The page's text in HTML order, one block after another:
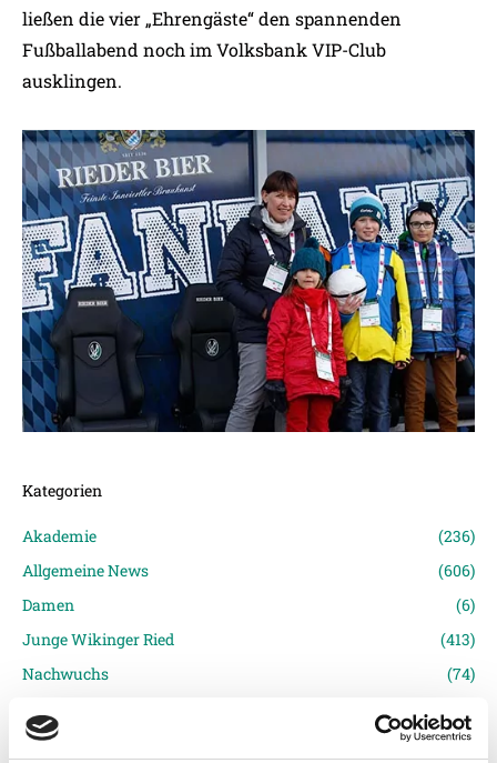
ließen die vier „Ehrengäste“ den spannenden
Fußballabend noch im Volksbank VIP-Club
ausklingen.
Kategorien
Akademie
(236)
Allgemeine News
(606)
Damen
(6)
Junge Wikinger Ried
(413)
Nachwuchs
(74)
Ticketing
(91)